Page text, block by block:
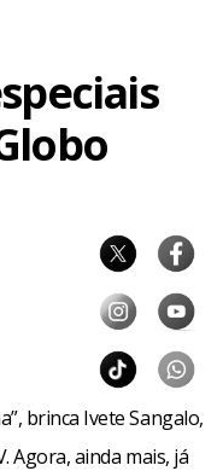
brinca Ivete Sangalo,
Agora, ainda mais, já